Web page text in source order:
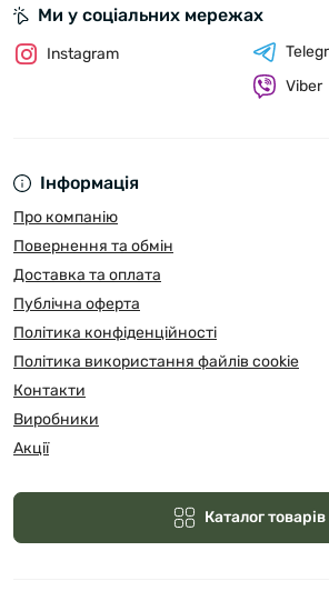
Інформація
Про компанію
Повернення та обмін
Доставка та оплата
Публічна оферта
Політика конфіденційності
Політика використання файлів cookie
Контакти
Виробники
Акції
Каталог товарів
Ми у соціальних мережах
Instagram
Viber